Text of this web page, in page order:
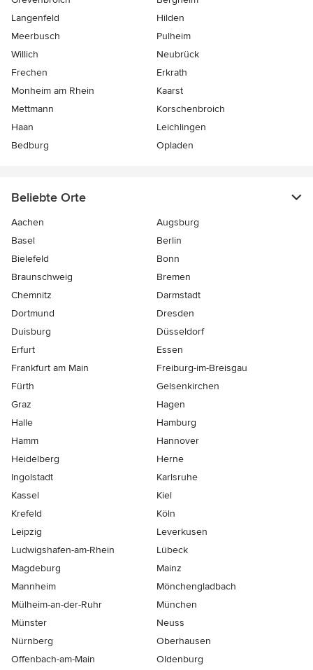
Langenfeld
Hilden
Meerbusch
Pulheim
Willich
Neubrück
Frechen
Erkrath
Monheim am Rhein
Kaarst
Mettmann
Korschenbroich
Haan
Leichlingen
Bedburg
Opladen
Beliebte Orte
Aachen
Augsburg
Basel
Berlin
Bielefeld
Bonn
Braunschweig
Bremen
Chemnitz
Darmstadt
Dortmund
Dresden
Duisburg
Düsseldorf
Erfurt
Essen
Frankfurt am Main
Freiburg-im-Breisgau
Fürth
Gelsenkirchen
Graz
Hagen
Halle
Hamburg
Hamm
Hannover
Heidelberg
Herne
Ingolstadt
Karlsruhe
Kassel
Kiel
Krefeld
Köln
Leipzig
Leverkusen
Ludwigshafen-am-Rhein
Lübeck
Magdeburg
Mainz
Mannheim
Mönchen­gladbach
Mülheim-an-der-Ruhr
München
Münster
Neuss
Nürnberg
Oberhausen
Offenbach-am-Main
Oldenburg